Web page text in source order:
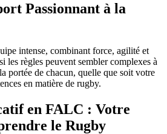
Passionnant à la
intense, combinant force, agilité et
les règles peuvent sembler complexes à
portée de chacun, quelle que soit votre
en matière de rugby.
en FALC : Votre
le Rugby